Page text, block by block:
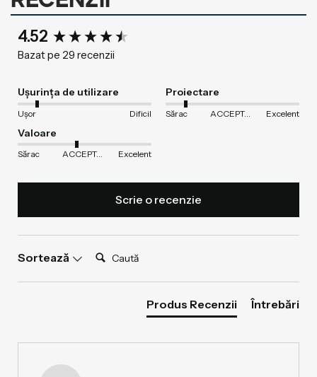
4.52
Bazat pe 29 recenzii
Ușurința de utilizare
Ușor Dificil
Proiectare
Sărac ACCEPTABIL Excelent
Valoare
Sărac ACCEPTABIL Excelent
Scrie o recenzie
Sortează
Caută:
Produs Recenzii Întrebări
New content loaded